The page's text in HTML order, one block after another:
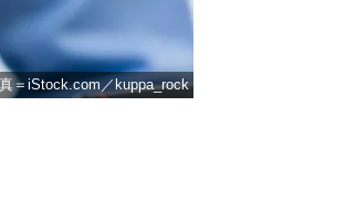
＝iStock.com／kuppa_rock